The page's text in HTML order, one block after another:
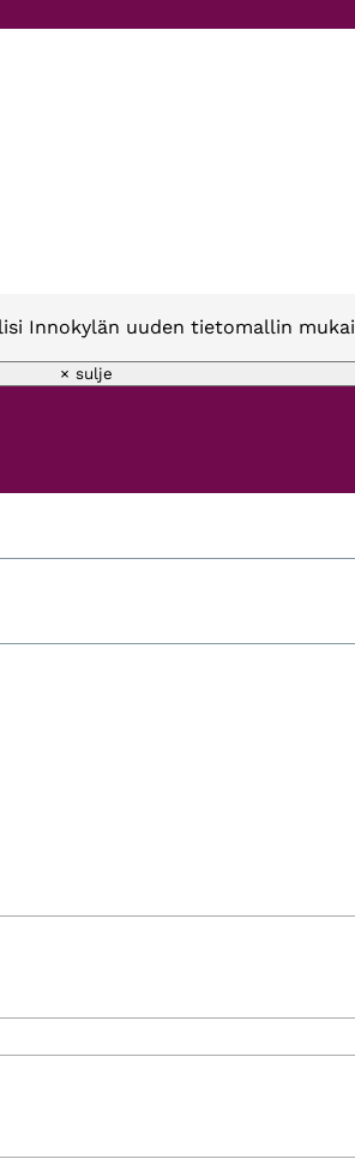
Innokylän uuden tietomallin
× sulje